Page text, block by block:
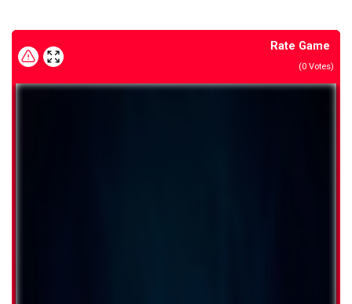
Rate Game
(0 Votes)